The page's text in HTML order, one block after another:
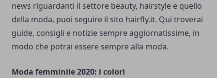
news riguardanti il settore beauty, hairstyle e quello
della moda, puoi seguire il sito hairfly.it. Qui troverai
guide, consigli e notizie sempre aggiornatissime, in
modo che potrai essere sempre alla moda.
Moda femminile 2020: i colori